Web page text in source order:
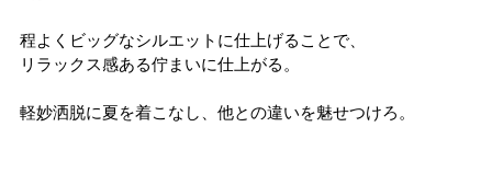
程よくビッグなシルエットに仕上げることで、
リラックス感ある佇まいに仕上がる。
軽妙洒脱に夏を着こなし、他との違いを魅せつけろ。